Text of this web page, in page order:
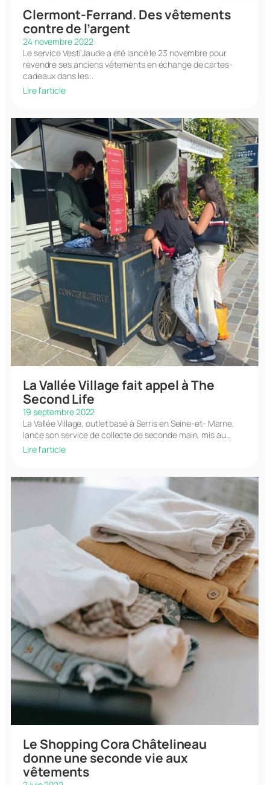
Clermont-Ferrand. Des vêtements
contre de l’argent
24 novembre 2022
Le service Vesti’Jaude a été lancé le 23 novembre pour
revendre ses anciens vêtements en échange de cartes-
cadeaux dans les...
Lire l'article
La Vallée Village fait appel à The
Second Life
19 septembre 2022
La Vallée Village, outlet basé à Serris en Seine-et- Marne,
lance son service de collecte de seconde main, mis au...
Lire l'article
Le Shopping Cora Châtelineau
donne une seconde vie aux
vêtements